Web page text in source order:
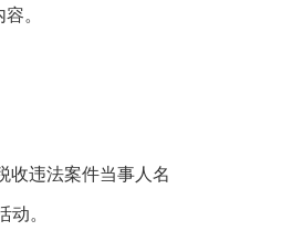
。
收违法案件当事人名
。